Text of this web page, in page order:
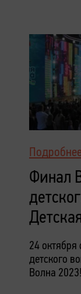
Финал
24 октября
детского
Волна 2023!